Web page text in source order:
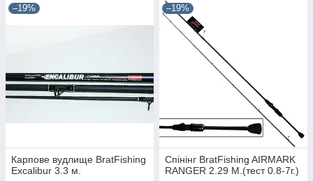
–19%
Карпове вудлище BratFishing
Excalibur 3.3 м.
–19%
Спінінг BratFishing AIRMARK
RANGER 2.29 М.(тест 0.8-7г.)